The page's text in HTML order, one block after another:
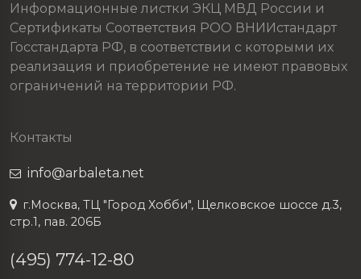
Информационные листки ЭКЦ МВД России и
Сертификаты Соответствия РОО ВНИИстандарт
Госстандарта РФ, в соответствии с которыми их
реализация и приобретение не имеют правовых
ограничений на территории РФ.
Контакты
info@arbaleta.net
г.Москва, ТЦ "Город Хобби", Щелковское шоссе д.3,
стр.1, пав. 206Б
(495) 774-12-80